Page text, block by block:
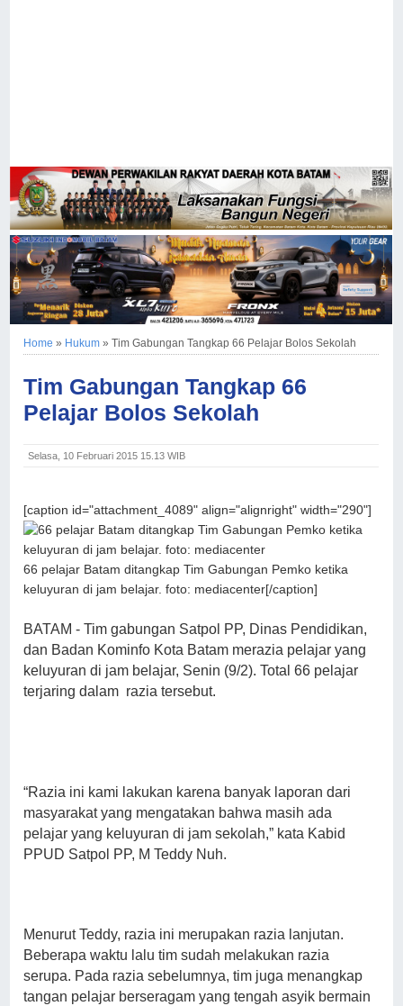
Home » Hukum »Tim Gabungan Tangkap 66 Pelajar Bolos Sekolah
Tim Gabungan Tangkap 66
Pelajar Bolos Sekolah
Selasa, 10 Februari 2015 15.13 WIB
[caption id="attachment_4089" align="alignright" width="290"]
66 pelajar Batam ditangkap Tim Gabungan Pemko ketika
keluyuran di jam belajar. foto: mediacenter[/caption]
BATAM - Tim gabungan Satpol PP, Dinas Pendidikan,
dan Badan Kominfo Kota Batam merazia pelajar yang
keluyuran di jam belajar, Senin (9/2). Total 66 pelajar
terjaring dalam razia tersebut.
“Razia ini kami lakukan karena banyak laporan dari
masyarakat yang mengatakan bahwa masih ada
pelajar yang keluyuran di jam sekolah,” kata Kabid
PPUD Satpol PP, M Teddy Nuh.
Menurut Teddy, razia ini merupakan razia lanjutan.
Beberapa waktu lalu tim sudah melakukan razia
serupa. Pada razia sebelumnya, tim juga menangkap
tangan pelajar berseragam yang tengah asyik bermain